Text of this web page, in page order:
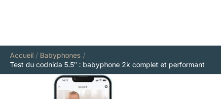
Accueil
Babyphones
Test du codnida 5.5″ : babyphone 2k complet et performant